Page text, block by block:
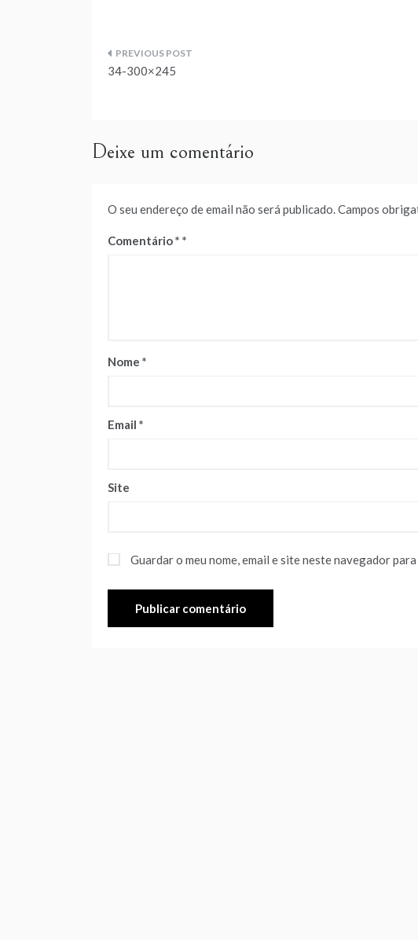
Navegação
34-300×245
Deixe um comentário
O seu endereço de email não será publicado.Campos
Comentário*
Nome *
Email *
Site
Guardar o meu nome, email e site neste navegador